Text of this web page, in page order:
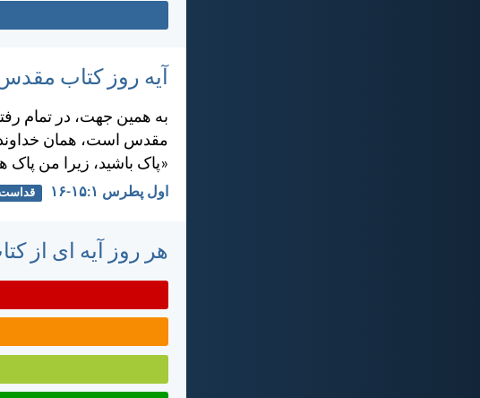
آیه روز کتاب
به همين جهت، در تمام
مقدس است، همان
«پاک باشيد، زيرا من پاک
اول پطرس ۱:‏۱۵-‏۱۶
هر روز آیه ای از